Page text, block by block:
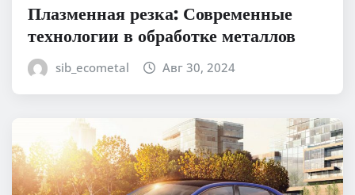
Плазменная резка: Современные
технологии в обработке металлов
sib_ecometal Авг 30, 2024